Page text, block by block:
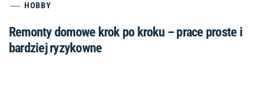
HOBBY
Remonty domowe krok po kroku – prace proste i
bardziej ryzykowne